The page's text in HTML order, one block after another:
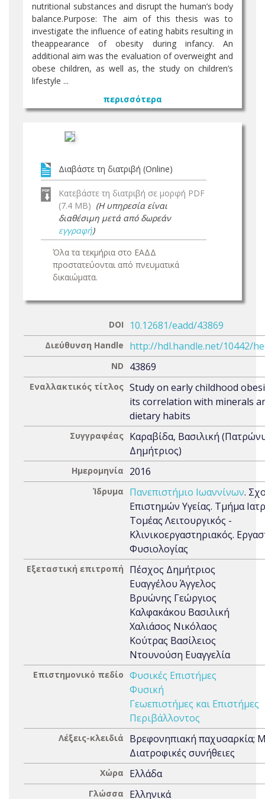
nutritional substances and disrupt the human’s body
balance.Purpose: The aim of this thesis was to
investigate the influence of eating habits resulting in
theappearance of obesity during infancy. An
additional aim was the evaluation of overweight and
obese children, as well as, the study on children’s
lifestyle ...
περισσότερα
Διαβάστε τη διατριβή (Online)
Κατεβάστε τη διατριβή σε μορφή PDF
(7.4 MB) (Η υπηρεσία είναι
διαθέσιμη μετά από δωρεάν
εγγραφή)
Όλα τα τεκμήρια στο ΕΑΔΔ
προστατεύονται από πνευματικά
δικαιώματα.
DOI 10.12681/eadd/43869
Διεύθυνση Handle http://hdl.handle.net/10442/
ND 43869
Εναλλακτικός τίτλος Study on early childhood
its correlation with minerals
dietary habits
Συγγραφέας Καραβίδα, Βασιλική
Δημήτριος)
Ημερομηνία 2016
Ίδρυμα Πανεπιστήμιο Ιωαννίνων.
Επιστημών Υγείας. Τμήμα
Τομέας Λειτουργικός -
Κλινικοεργαστηριακός.
Φυσιολογίας
Εξεταστική επιτροπή
Πέσχος Δημήτριος
Ευαγγέλου Άγγελος
Βρυώνης Γεώργιος
Καλφακάκου Βασιλική
Χαλιάσος Νικόλαος
Κούτρας Βασίλειος
Ντουνούση Ευαγγελία
Επιστημονικό πεδίο Φυσικές Επιστήμες
Φυσική
Γεωεπιστήμες και Επιστήμες
Περιβάλλοντος
Λέξεις-κλειδιά
Βρεφονηπιακή παχυσαρκία;
Διατροφικές συνήθειες
Χώρα Ελλάδα
Γλώσσα Ελληνικά